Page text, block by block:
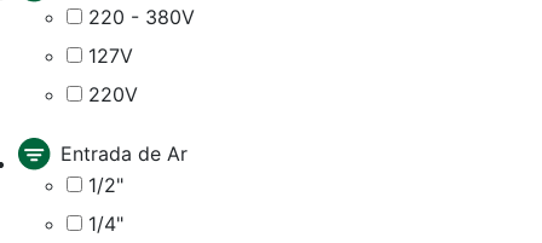
220 - 380V
127V
220V
Entrada de Ar
1/2"
1/4"